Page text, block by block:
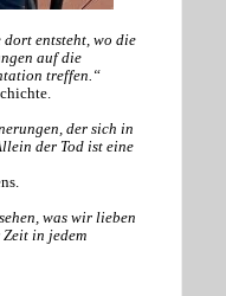
dort entsteht, wo die
auf die
treffen.“
der sich in
der Tod ist eine
was wir lieben
in jedem